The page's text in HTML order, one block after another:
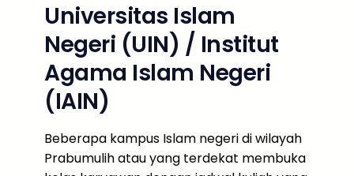
Universitas Islam
Negeri (UIN) / Institut
Agama Islam Negeri
(IAIN)
Beberapa kampus Islam negeri di wilayah
Prabumulih atau yang terdekat membuka